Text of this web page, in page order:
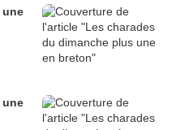
une
une